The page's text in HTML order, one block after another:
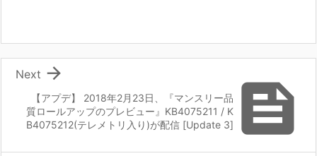

【アプデ】 2018年2月23日、『マンスリー品
質ロールアップのプレビュー』KB4075211 / K
B4075212(テレメトリ入り)が配信 [Update 3]

Next